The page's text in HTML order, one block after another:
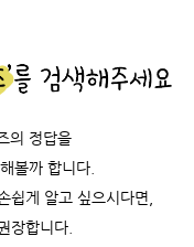
의 정답을
볼까 합니다.
쉽게 알고 싶으시다면,
장합니다.